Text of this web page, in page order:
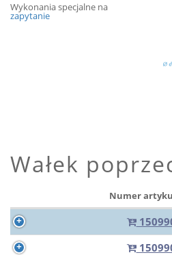
Wykonania specjalne na
zapytanie
Wałek
Numer